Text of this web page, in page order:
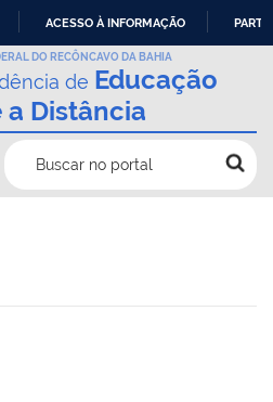
IR
PARA
O
CONTEÚDO
ACESSO À INFORMAÇÃO
DO RECÔNCAVO DA BAHIA
de Educação
a Distância
Buscar no portal